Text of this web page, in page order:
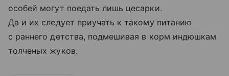
особей могут поедать лишь цесарки.
Да и их следует приучать к такому питанию
с раннего детства, подмешивая в корм индюшкам
толченых жуков.